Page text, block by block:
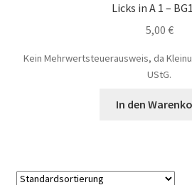
Licks in A 1 –
5,00 €
Kein Mehrwertsteuerausweis, da
UStG.
In den